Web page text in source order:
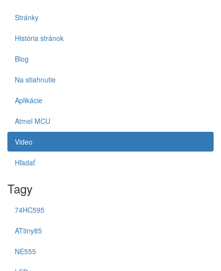
Stránky
História stránok
Blog
Na stiahnutie
Aplikácie
Atmel MCU
Video
Hľadať
Tagy
74HC595
ATtiny85
NE555